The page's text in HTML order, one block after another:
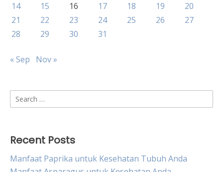
14
15 16 17 18 19
20
21
22 23 24 25 26
27
28
29 30 31
« Sep Nov »
Search
for:
Recent Posts
Manfaat Paprika untuk Kesehatan Tubuh Anda